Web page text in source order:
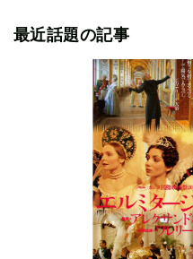
最近話題の記事